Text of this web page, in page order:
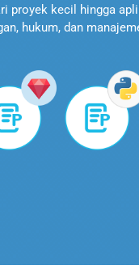
proyek kecil hingga
hukum, dan